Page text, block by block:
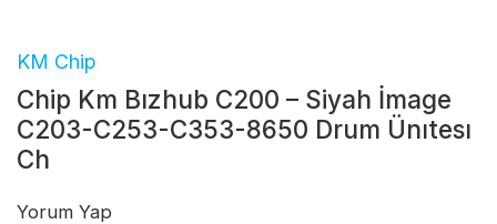
KM Chip
Chip Km Bızhub C200 – Siyah İmage
C203-C253-C353-8650 Drum Ünıtesı
Ch
Yorum Yap